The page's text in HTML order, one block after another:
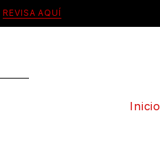
REVISA AQUÍ
Inicio